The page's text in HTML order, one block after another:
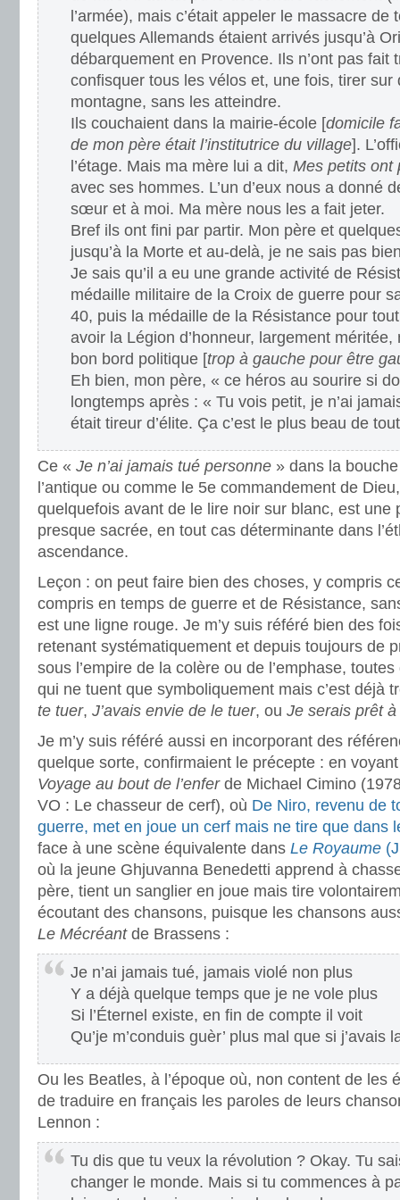
l’armée), mais c’était appeler le massacre de
quelques Allemands étaient arrivés jusqu’à
débarquement en Provence. Ils n’ont pas fait
confisquer tous les vélos et, une fois, tirer sur
montagne, sans les atteindre.
Ils couchaient dans la mairie-école [domicile
de mon père était l’institutrice du village].
l’étage. Mais ma mère lui a dit, Mes petits ont
avec ses hommes. L’un d’eux nous a donné
sœur et à moi. Ma mère nous les a fait jeter.
Bref ils ont fini par partir. Mon père et
jusqu’à la Morte et au-delà, je ne sais pas
Je sais qu’il a eu une grande activité de
médaille militaire de la Croix de guerre pour
40, puis la médaille de la Résistance pour
avoir la Légion d’honneur, largement méritée,
bon bord politique [trop à gauche pour être
Eh bien, mon père, « ce héros au sourire si
longtemps après : « Tu vois petit, je n’ai
était tireur d’élite. Ça c’est le plus beau de
Ce « Je n’ai jamais tué personne » dans la
l’antique ou comme le 5e commandement de
quelquefois avant de le lire noir sur blanc, est une
presque sacrée, en tout cas déterminante dans
ascendance.
Leçon : on peut faire bien des choses, y compris
compris en temps de guerre et de Résistance,
est une ligne rouge. Je m’y suis référé bien des
retenant systématiquement et depuis toujours de
sous l’empire de la colère ou de l’emphase,
qui ne tuent que symboliquement mais c’est déjà
te tuer, J’avais envie de le tuer, ou Je serais prêt
Je m’y suis référé aussi en incorporant des
quelque sorte, confirmaient le précepte : en
Voyage au bout de l’enferde Michael Cimino
VO : Le chasseur de cerf), où De Niro, revenu de
guerre, met en joue un cerf mais ne tire que dans
face à une scène équivalente dans Le Royaume
où la jeune Ghjuvanna Benedetti apprend à
père, tient un sanglier en joue mais tire
écoutant des chansons, puisque les chansons
Le Mécréantde Brassens :
Je n’ai jamais tué, jamais violé non plus
Y a déjà quelque temps que je ne vole plus
Si l’Éternel existe, en fin de compte il voit
Qu’je m’conduis guèr’ plus mal que si j’avais
Ou les Beatles, à l’époque où, non content de les
de traduire en français les paroles de leurs
Lennon :
Tu dis que tu veux la révolution ? Okay. Tu
changer le monde. Mais si tu commences à